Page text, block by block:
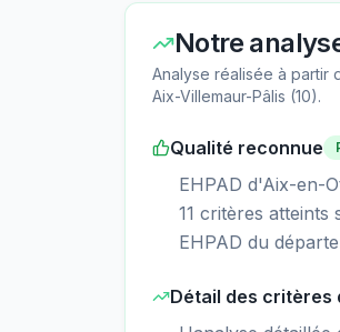
Notre
Analyse réalisée à partir
Aix-Villemaur-Pâlis (10).
Qualité reconnue
EHPAD d'Aix-en-
11 critères atteints
EHPAD du
Détail des critères